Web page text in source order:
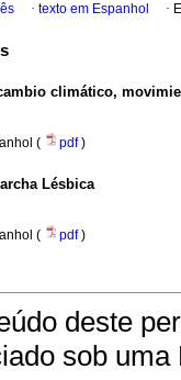
· texto em Espanhol ·
climático,
( pdf)
Lésbica
( pdf)
deste
sob uma